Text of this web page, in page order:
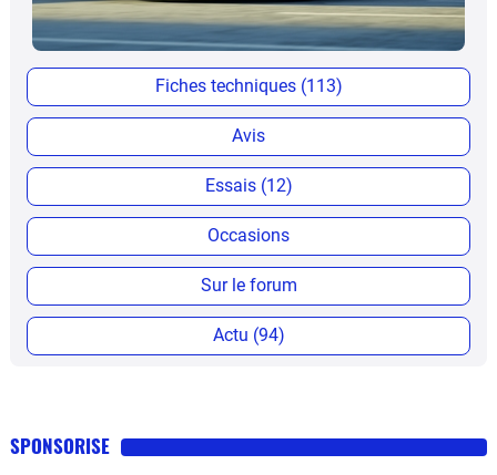
Fiches techniques (113)
Avis
Essais (12)
Occasions
Sur le forum
Actu (94)
SPONSORISE